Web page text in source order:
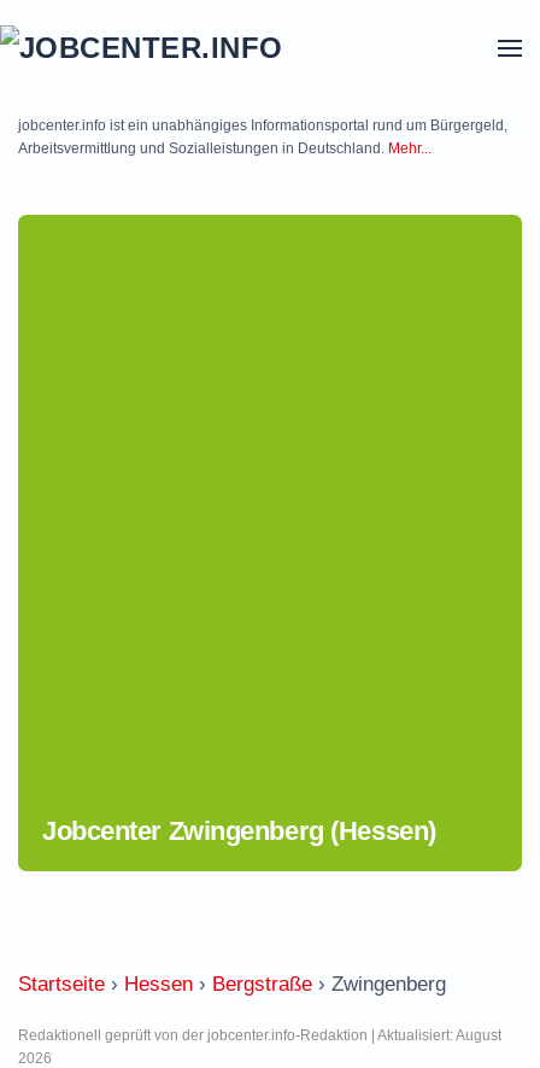
jobcenter.info ist ein unabhängiges Informationsportal rund um Bürgergeld,
Arbeitsvermittlung und Sozialleistungen in Deutschland. Mehr...
Jobcenter Zwingenberg (Hessen)
Startseite › Hessen › Bergstraße › Zwingenberg
Redaktionell geprüft von der jobcenter.info-Redaktion | Aktualisiert: August
2026